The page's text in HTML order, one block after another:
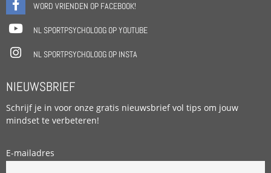
WORD VRIENDEN OP FACEBOOK!
NL SPORTPSYCHOLOOG OP YOUTUBE
NL SPORTPSYCHOLOOG OP INSTA
NIEUWSBRIEF
Schrijf je in voor onze gratis nieuwsbrief vol tips om jouw
mindset te verbeteren!
E-mailadres